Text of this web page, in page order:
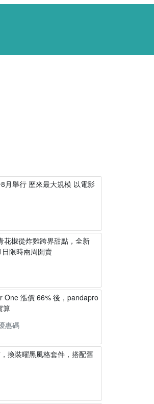
月舉行 歷來最大規模 以電影
花椒從炸雞跨界甜點，全新
日限時兩周開賣
One 漲價 66% 後，pandapro
算
惠碼
換裝曜黑風格套件，搭配舊